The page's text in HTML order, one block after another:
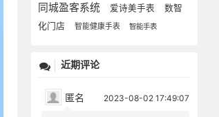
同城盈客系统
爱诗美手表
数智
化门店
智能健康手表 智能手表
近期评论
匿名 2023-08-02 17:49:07